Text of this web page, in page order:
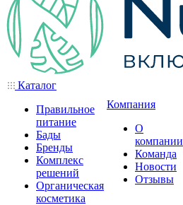
Каталог
Правильное
питание
Бады
Бренды
Комплекс
решений
Органическая
косметика
Компания
О
компании
Команда
Новости
Отзывы